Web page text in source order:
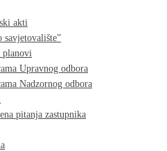
akti
planovi
Upravnog odbora
Nadzornog odbora
pitanja zastupnika